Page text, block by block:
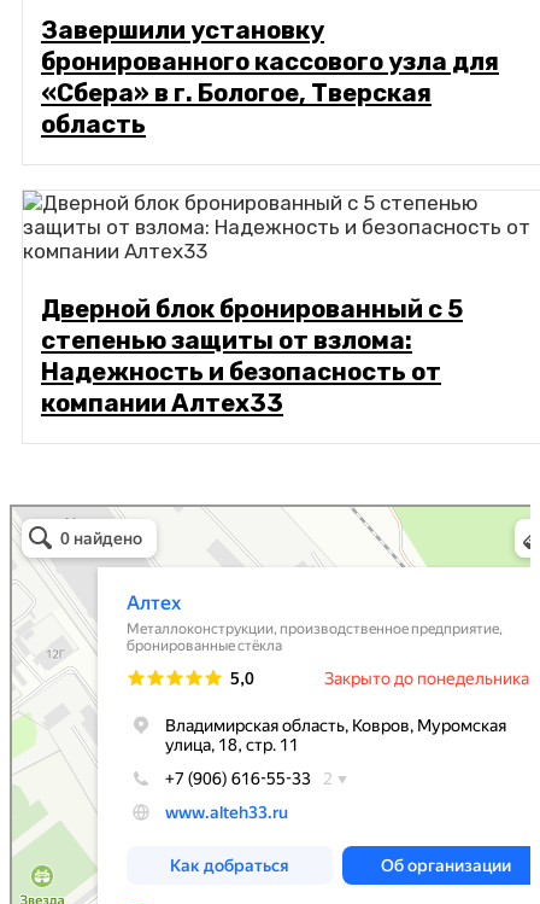
Завершили установку
бронированного кассового узла для
«Сбера» в г. Бологое, Тверская
область
Дверной блок бронированный с 5
степенью защиты от взлома:
Надежность и безопасность от
компании Алтех33
Металлоконструкции в Коврове
Металлоизделия в Коврове